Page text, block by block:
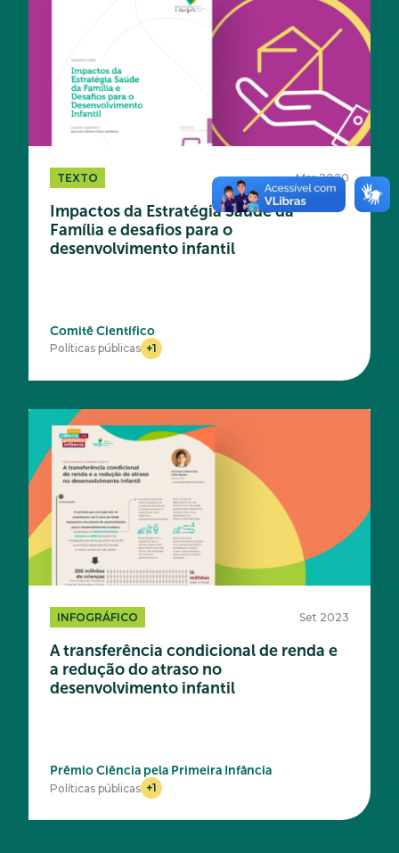
TEXTO Mar 2020
Impactos da Estratégia Saúde da
Família e desafios para o
desenvolvimento infantil
Comitê Científico
Políticas públicas +1
INFOGRÁFICO Set 2023
A transferência condicional de renda e
a redução do atraso no
desenvolvimento infantil
Prêmio Ciência pela Primeira Infância
Políticas públicas +1